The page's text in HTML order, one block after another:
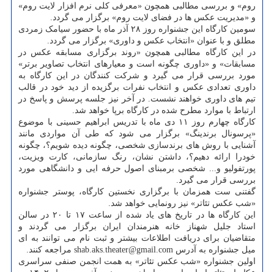
روم» و بررسی مطالبی همچون «معرفی کلی نرم افزار لایت روم»
و «مدیریت عکس ها در فضای لایت روم» برگزار می گردد.
سومین کارگاه این جشنواره روز ۲۸ آذر ماه با حضور سیامک زمردی
مطلق و با عنوان «انتخاب عکس و داوری» برگزار می گردد.
در این کارگاه مطالبی همچون «روند برگزاری مسابقه عکس در
مسابقات» و «داوری چگونه است و معیارهای انتخاب تصاویر برتر»
مورد بررسی قرار می گیرد و شرکت کنندگان در این کارگاه به
داوری تعدادی عکس و انتخاب نفرات برگزیده از دید خود در قالب
تیم های داوری خواهند نشست. در آخر نیز جلسه پرسش و پاسخ در
ارتباط با موارد مطرح شده در کارگاه برپا خواهد شد.
کارگاه چهارم روز ۱۱ دی ماه با تدریس ابراهیم حسینی با موضوع
«پرسونال برندینگ» برگزار می شود که طی آن مواردی مانند
آشنایی با روش های برندسازی شخصی، چگونه دیده شویم؟، چگونه
خودرا ارائه دهیم؟، داشتن نشان، رنگ سازمانی، کارت ویزیت،
پورتفولیو و... شخصی برمبنای اصول حرفه ایی و دانشگاهی مورد
بررسی قرار می گیرد.
گفتنی ست همزمان با برگزاری نخستین کارگاه، پوستر جشنواره
«شب عکس تئاتر» نیز رونمایی خواهد شد.
این کارگاه ها در تاریخ های یاد شده از ساعت ۱۷ تا ۲۰ در سالن
استاد جلیل شهناز خانه هنرمندان ایران برگزار می گردند و
متقاضیان برای دریافت اطلاعات بیشتر و ثبت نام می توانند به ای
میل جشنواره به آدرس shab.aks.theater@gmail.com مراجعه کنند.
اولین جشنواره «شب عکس تئاتر» به همت انجمن صنفی سراسری